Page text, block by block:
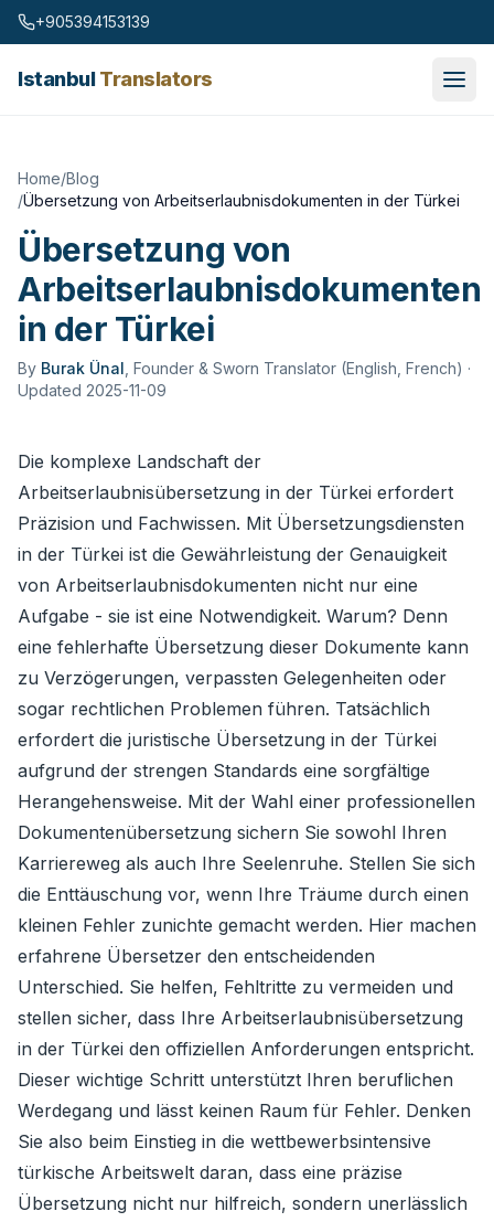
Skip to content
+905394153139
IstanbulTranslators
Home/Blog
/Übersetzung von Arbeitserlaubnisdokumenten in der Türkei
Übersetzung von
Arbeitserlaubnisdokumenten
in der Türkei
By Burak Ünal Founder & Sworn Translator (English, French) ·
Updated 2025-11-09
Die komplexe Landschaft der
Arbeitserlaubnisübersetzung in der Türkei erfordert
Präzision und Fachwissen. Mit Übersetzungsdiensten
in der Türkei ist die Gewährleistung der Genauigkeit
von Arbeitserlaubnisdokumenten nicht nur eine
Aufgabe - sie ist eine Notwendigkeit. Warum? Denn
eine fehlerhafte Übersetzung dieser Dokumente kann
zu Verzögerungen, verpassten Gelegenheiten oder
sogar rechtlichen Problemen führen. Tatsächlich
erfordert die juristische Übersetzung in der Türkei
aufgrund der strengen Standards eine sorgfältige
Herangehensweise. Mit der Wahl einer professionellen
Dokumentenübersetzung sichern Sie sowohl Ihren
Karriereweg als auch Ihre Seelenruhe. Stellen Sie sich
die Enttäuschung vor, wenn Ihre Träume durch einen
kleinen Fehler zunichte gemacht werden. Hier machen
erfahrene Übersetzer den entscheidenden
Unterschied. Sie helfen, Fehltritte zu vermeiden und
stellen sicher, dass Ihre Arbeitserlaubnisübersetzung
in der Türkei den offiziellen Anforderungen entspricht.
Dieser wichtige Schritt unterstützt Ihren beruflichen
Werdegang und lässt keinen Raum für Fehler. Denken
Sie also beim Einstieg in die wettbewerbsintensive
türkische Arbeitswelt daran, dass eine präzise
Übersetzung nicht nur hilfreich, sondern unerlässlich